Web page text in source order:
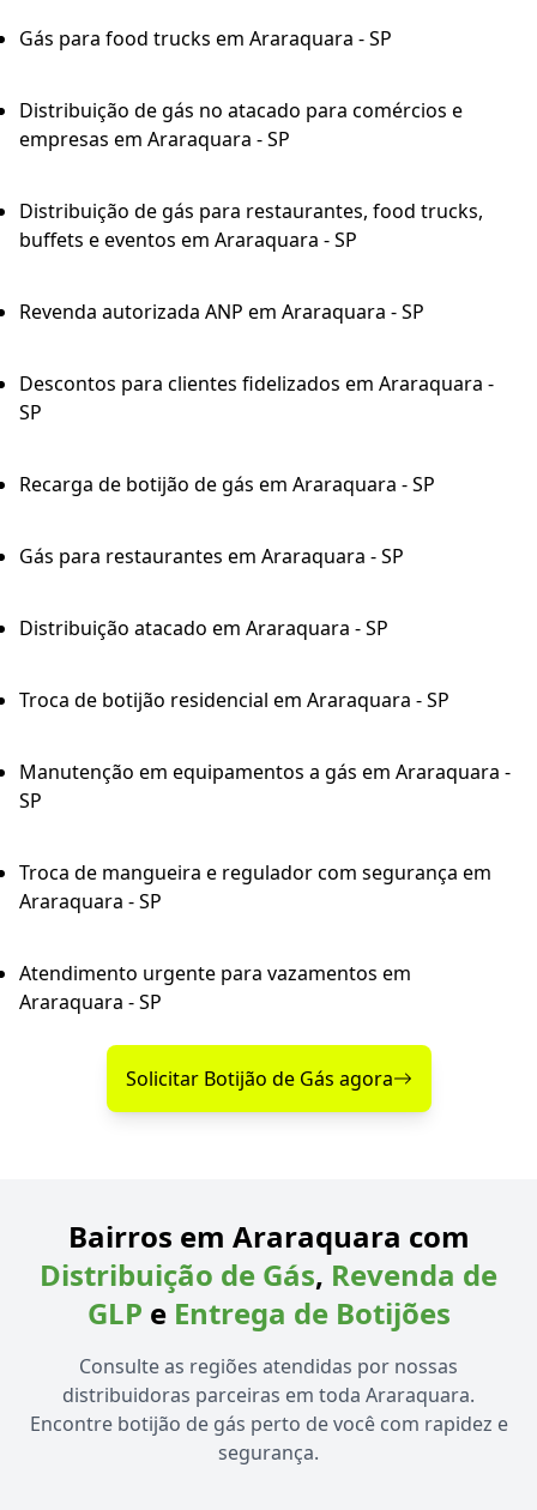
Gás para food trucks em Araraquara - SP
Distribuição de gás no atacado para comércios e
empresas em Araraquara - SP
Distribuição de gás para restaurantes, food trucks,
buffets e eventos em Araraquara - SP
Revenda autorizada ANP em Araraquara - SP
Descontos para clientes fidelizados em Araraquara -
SP
Recarga de botijão de gás em Araraquara - SP
Gás para restaurantes em Araraquara - SP
Distribuição atacado em Araraquara - SP
Troca de botijão residencial em Araraquara - SP
Manutenção em equipamentos a gás em Araraquara -
SP
Troca de mangueira e regulador com segurança em
Araraquara - SP
Atendimento urgente para vazamentos em
Araraquara - SP
Solicitar Botijão de Gás agora
Bairros em Araraquara com
Distribuição de Gás, Revenda de
GLP e Entrega de Botijões
Consulte as regiões atendidas por nossas
distribuidoras parceiras em toda Araraquara.
Encontre botijão de gás perto de você com rapidez e
segurança.